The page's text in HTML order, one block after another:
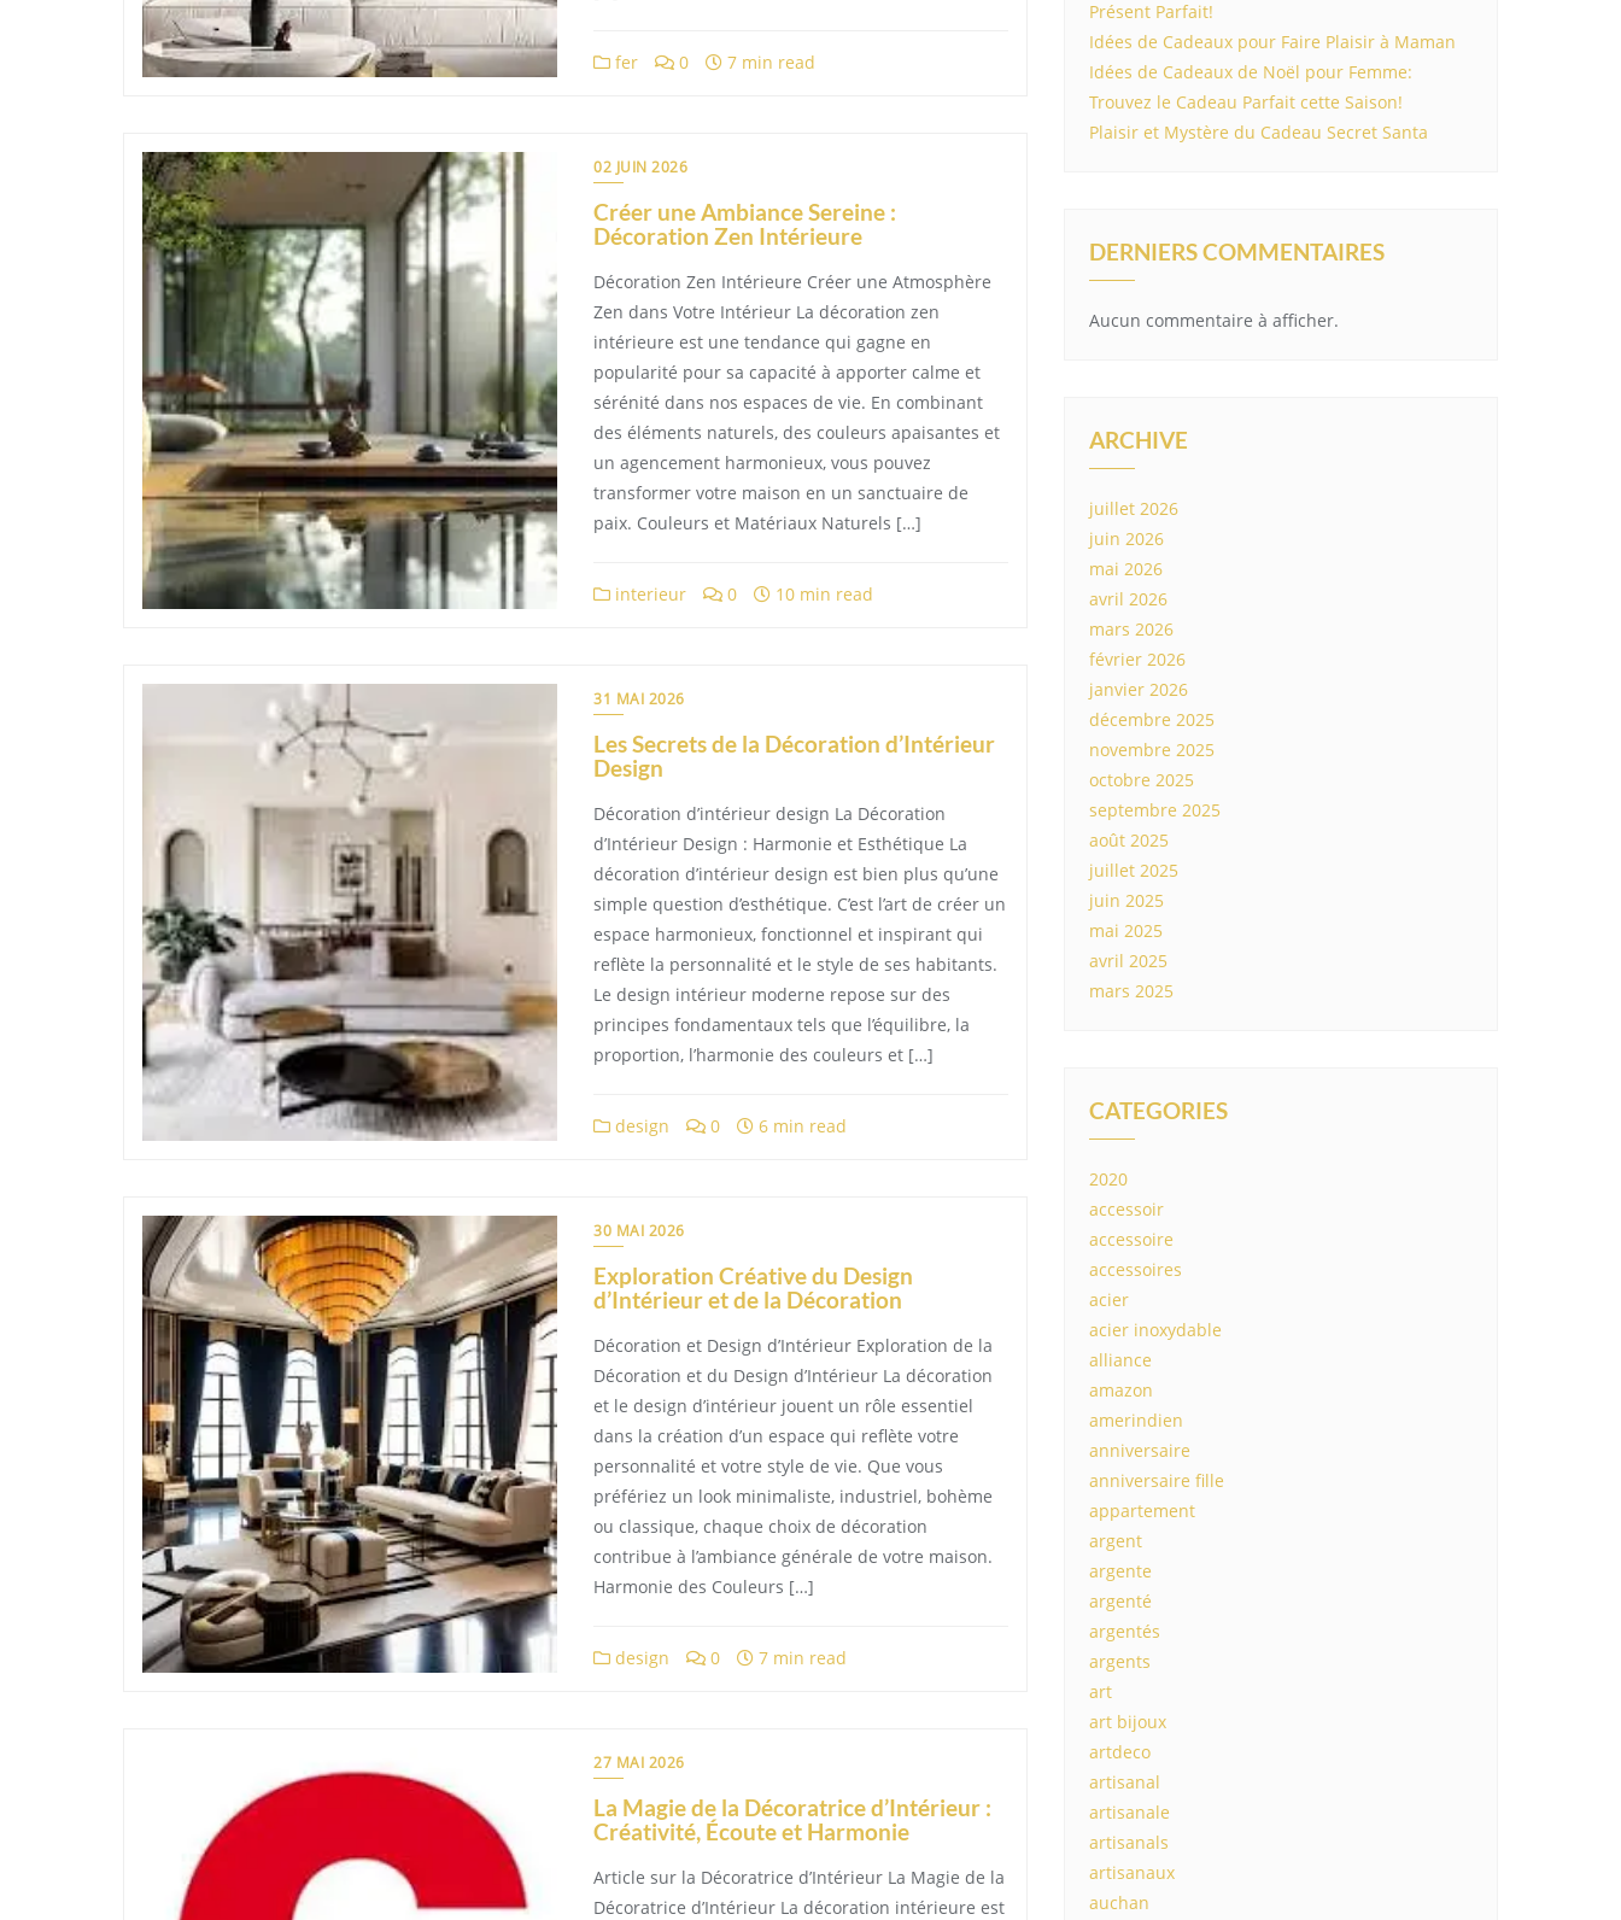
fer 0 7 min read
02 JUIN 2026
Créer une Ambiance Sereine :
Décoration Zen Intérieure
Décoration Zen Intérieure Créer une Atmosphère
Zen dans Votre Intérieur La décoration zen
intérieure est une tendance qui gagne en
popularité pour sa capacité à apporter calme et
sérénité dans nos espaces de vie. En combinant
des éléments naturels, des couleurs apaisantes et
un agencement harmonieux, vous pouvez
transformer votre maison en un sanctuaire de
paix. Couleurs et Matériaux Naturels […]
interieur 0 10 min read
31 MAI 2026
Les Secrets de la Décoration d’Intérieur
Design
Décoration d’intérieur design La Décoration
d’Intérieur Design : Harmonie et Esthétique La
décoration d’intérieur design est bien plus qu’une
simple question d’esthétique. C’est l’art de créer un
espace harmonieux, fonctionnel et inspirant qui
reflète la personnalité et le style de ses habitants.
Le design intérieur moderne repose sur des
principes fondamentaux tels que l’équilibre, la
proportion, l’harmonie des couleurs et […]
design 0 6 min read
30 MAI 2026
Exploration Créative du Design
d’Intérieur et de la Décoration
Décoration et Design d’Intérieur Exploration de la
Décoration et du Design d’Intérieur La décoration
et le design d’intérieur jouent un rôle essentiel
dans la création d’un espace qui reflète votre
personnalité et votre style de vie. Que vous
préfériez un look minimaliste, industriel, bohème
ou classique, chaque choix de décoration
contribue à l’ambiance générale de votre maison.
Harmonie des Couleurs […]
design 0 7 min read
27 MAI 2026
La Magie de la Décoratrice d’Intérieur :
Créativité, Écoute et Harmonie
Article sur la Décoratrice d’Intérieur La Magie de la
Décoratrice d’Intérieur La décoration intérieure est
Présent Parfait!
Idées de Cadeaux pour Faire Plaisir à Maman
Idées de Cadeaux de Noël pour Femme:
Trouvez le Cadeau Parfait cette Saison!
Plaisir et Mystère du Cadeau Secret Santa
DERNIERS COMMENTAIRES
Aucun commentaire à afficher.
ARCHIVE
juillet 2026
juin 2026
mai 2026
avril 2026
mars 2026
février 2026
janvier 2026
décembre 2025
novembre 2025
octobre 2025
septembre 2025
août 2025
juillet 2025
juin 2025
mai 2025
avril 2025
mars 2025
CATEGORIES
2020
accessoir
accessoire
accessoires
acier
acier inoxydable
alliance
amazon
amerindien
anniversaire
anniversaire fille
appartement
argent
argente
argenté
argentés
argents
art
art bijoux
artdeco
artisanal
artisanale
artisanals
artisanaux
auchan